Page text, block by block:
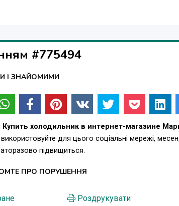
#775494
І ЗНАЙОМИМИ
Купить холодильник в интернет-магазине
використовуйте для цього соціальні мережі,
підвищиться.
ПРО ПОРУШЕННЯ
Роздрукувати